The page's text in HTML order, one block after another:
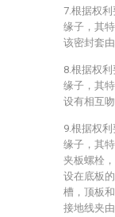
7.根据权
缘子，其
该密封套由
8.根据权
缘子，其
设有相互吻
9.根据权
缘子，其
夹板螺栓
设在底板
槽，顶板
接地线夹